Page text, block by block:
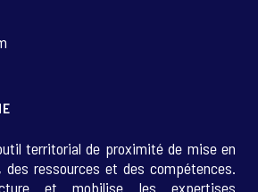
territorial de proximité de mise en
des ressources et des compétences.
et mobilise les expertises